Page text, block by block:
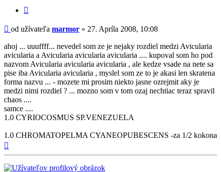
marmor
Príspevok
od užívateľa marmor » 27. Apríla 2008, 10:08
ahoj ... uuuffff... nevedel som ze je nejaky rozdiel medzi Avicularia
avicularia a Avicularia avicularia avicularia .... kupoval som ho pod
nazvom Avicularia avicularia avicularia , ale kedze vsade na nete sa
pise iba Avicularia avicularia , myslel som ze to je akasi len skratena
forma nazvu ... - mozete mi prosim niekto jasne ozrejmit aky je
medzi nimi rozdiel ? ... mozno som v tom ozaj nechtiac teraz spravil
chaos ....
samce ....
1.0 CYRIOCOSMUS SP.VENEZUELA
1.0 CHROMATOPELMA CYANEOPUBESCENS -za 1/2 kokona